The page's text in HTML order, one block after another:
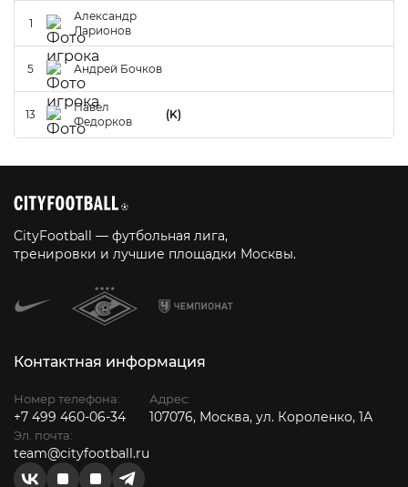
1
Александр
Ларионов
5 Андрей Бочков
13
Павел
Федорков
(K)
CityFootball — футбольная лига,
тренировки и лучшие площадки Москвы.
Контактная информация
Номер телефона:
+7 499 460-06-34
Эл. почта:
team@cityfootball.ru
Адрес:
107076, Москва, ул. Короленко, 1А